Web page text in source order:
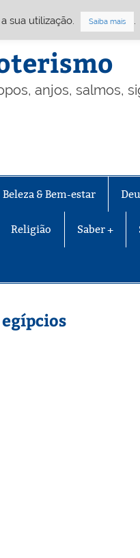
anjos, salmos,
Beleza & Bem-estar
Religião Saber +
sua utilização. Saiba mais .